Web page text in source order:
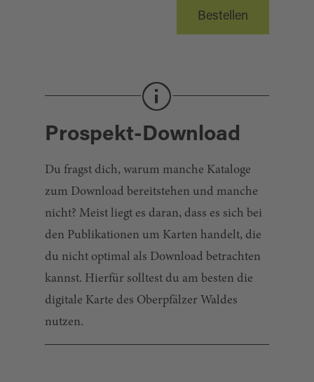
Bestellen
Prospekt-Download
Du fragst dich, warum manche Kataloge
zum Download bereitstehen und manche
nicht? Meist liegt es daran, dass es sich bei
den Publikationen um Karten handelt, die
du nicht optimal als Download betrachten
kannst. Hierfür solltest du am besten die
digitale Karte des Oberpfälzer Waldes
nutzen.